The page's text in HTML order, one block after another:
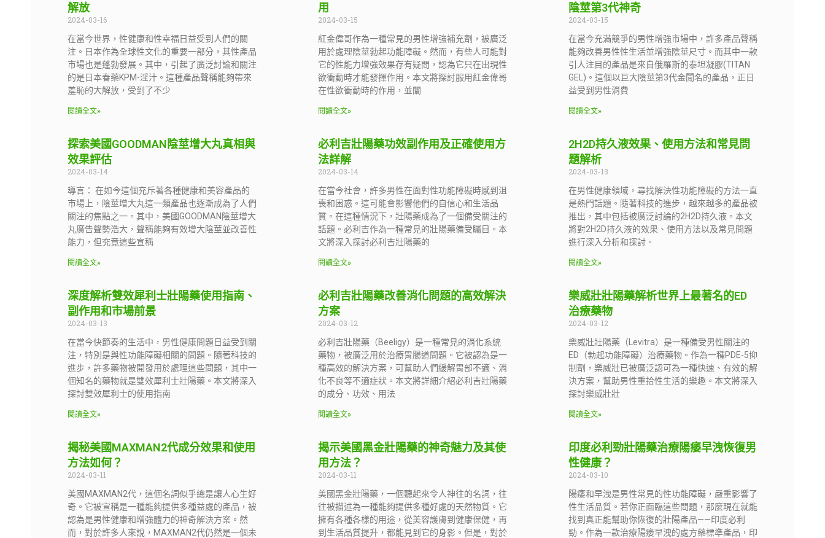
解放
2024-03-16
在當今世界，性健康和性幸福日益受到人們的關
注。日本作為全球性文化的重要一部分，其性產品
市場也是蓬勃發展。其中，引起了廣泛討論和關注
的是日本春藥KPM-淫汁。這種產品聲稱能夠帶來
羞恥的大解放，受到了不少
閱讀全文»
用
2024-03-15
紅金偉哥作為一種常見的男性增強補充劑，被廣泛
用於處理陰莖勃起功能障礙。然而，有些人可能對
它的性能力增強效果存有疑問，認為它只在出現性
欲衝動時才能發揮作用。本文將探討服用紅金偉哥
在性欲衝動時的作用，並闡
閱讀全文»
陰莖第3代神奇
2024-03-15
在當今充滿競爭的男性增強市場中，許多產品聲稱
能夠改善男性性生活並增強陰莖尺寸。而其中一款
引人注目的產品是來自俄羅斯的泰坦凝膠(TITAN
GEL)。這個以巨大陰莖第3代金聞名的產品，正日
益受到男性消費
閱讀全文»
探索美國GOODMAN陰莖增大丸真相與
效果評估
2024-03-14
導言： 在如今這個充斥著各種健康和美容產品的
市場上，陰莖增大丸這一類產品也逐漸成為了人們
關注的焦點之一。其中，美國GOODMAN陰莖增大
丸廣告聲勢浩大，聲稱能夠有效增大陰莖並改善性
能力，但究竟這些宣稱
閱讀全文»
必利吉壯陽藥功效副作用及正確使用方
法詳解
2024-03-14
在當今社會，許多男性在面對性功能障礙時感到沮
喪和困惑。這可能會影響他們的自信心和生活品
質。在這種情況下，壯陽藥成為了一個備受關注的
話題。必利吉作為一種常見的壯陽藥備受矚目。本
文將深入探討必利吉壯陽藥的
閱讀全文»
2H2D持久液效果、使用方法和常見問
題解析
2024-03-13
在男性健康領域，尋找解決性功能障礙的方法一直
是熱門話題。隨著科技的進步，越來越多的產品被
推出，其中包括被廣泛討論的2H2D持久液。本文
將對2H2D持久液的效果、使用方法以及常見問題
進行深入分析和探討。
閱讀全文»
深度解析雙效犀利士壯陽藥使用指南、
副作用和市場前景
2024-03-13
在當今快節奏的生活中，男性健康問題日益受到關
注，特別是與性功能障礙相關的問題。隨著科技的
進步，許多藥物被開發用於處理這些問題，其中一
個知名的藥物就是雙效犀利士壯陽藥。本文將深入
探討雙效犀利士的使用指南
閱讀全文»
必利吉壯陽藥改善消化問題的高效解決
方案
2024-03-12
必利吉壯陽藥（Beeligy）是一種常見的消化系統
藥物，被廣泛用於治療胃腸道問題。它被認為是一
種高效的解決方案，可幫助人們緩解胃部不適、消
化不良等不適症狀。本文將詳細介紹必利吉壯陽藥
的成分、功效、用法
閱讀全文»
樂威壯壯陽藥解析世界上最著名的ED
治療藥物
2024-03-12
樂威壯壯陽藥（Levitra）是一種備受男性關注的
ED（勃起功能障礙）治療藥物。作為一種PDE-5抑
制劑，樂威壯已被廣泛認可為一種快速、有效的解
決方案，幫助男性重拾性生活的樂趣。本文將深入
探討樂威壯壯
閱讀全文»
揭秘美國MAXMAN2代成分效果和使用
方法如何？
2024-03-11
美國MAXMAN2代，這個名詞似乎總是讓人心生好
奇。它被宣稱是一種能夠提供多種益處的產品，被
認為是男性健康和增強體力的神奇解決方案。然
而，對於許多人來說，MAXMAN2代仍然是一個未
揭示美國黑金壯陽藥的神奇魅力及其使
用方法？
2024-03-11
美國黑金壯陽藥，一個聽起來令人神往的名詞，往
往被描述為一種能夠提供多種好處的天然物質。它
擁有各種各樣的用途，從美容護膚到健康保健，再
到生活品質提升，都能見到它的身影。但是，對於
印度必利勁壯陽藥治療陽痿早洩恢復男
性健康？
2024-03-10
陽痿和早洩是男性常見的性功能障礙，嚴重影響了
性生活品質。若你正面臨這些問題，那麼現在就能
找到真正能幫助你恢復的壯陽產品——印度必利
勁。作為一款治療陽痿早洩的處方藥標準產品，印